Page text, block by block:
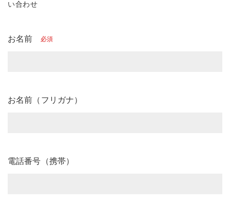
い合わせ
お名前 必須
お名前（フリガナ）
電話番号（携帯）